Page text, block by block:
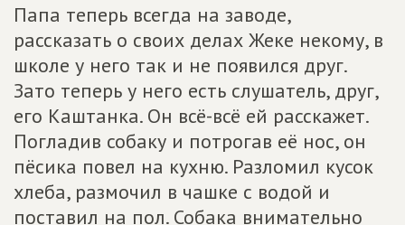
Папа теперь всегда на заводе,
рассказать о своих делах Жеке некому, в
школе у него так и не появился друг.
Зато теперь у него есть слушатель, друг,
его Каштанка. Он всё-всё ей расскажет.
Погладив собаку и потрогав её нос, он
пёсика повел на кухню. Разломил кусок
хлеба, размочил в чашке с водой и
поставил на пол. Собака внимательно